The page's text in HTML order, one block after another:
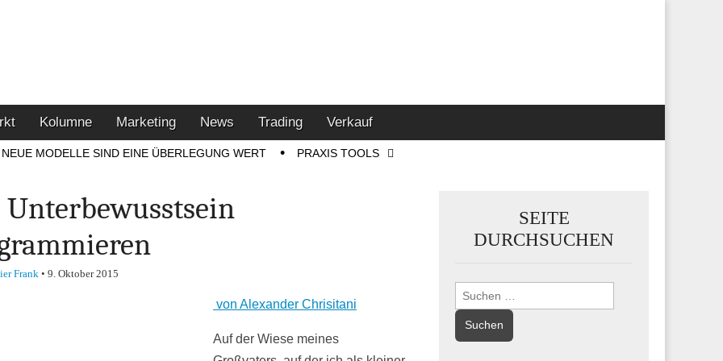
Kolumne Marketing News Trading Verkauf
NEUE MODELLE SIND EINE ÜBERLEGUNG WERT PRAXIS TOOLS
Unterbewusstsein
Frank• 9. Oktober 2015
von Alexander Chrisitani
Auf der Wiese meines
SEITE
DURCHSUCHEN
Suchen
nach: